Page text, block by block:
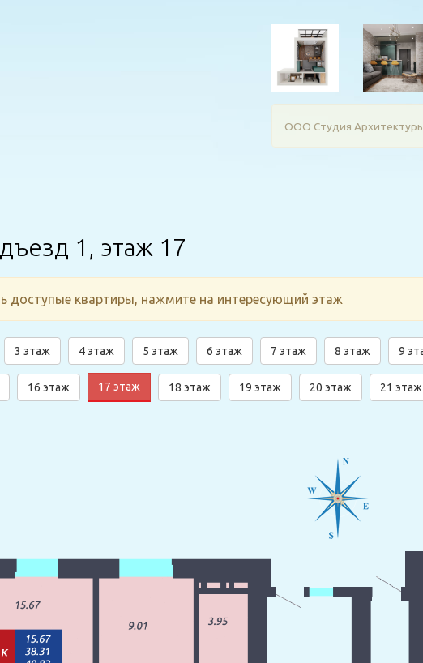
ООО Студия
1, этаж 17
доступые квартиры, нажмите на интересующий этаж
3 этаж 4 этаж 5 этаж 6 этаж 7 этаж 8 этаж 9
16 этаж 17 этаж 18 этаж 19 этаж 20 этаж 21 этаж